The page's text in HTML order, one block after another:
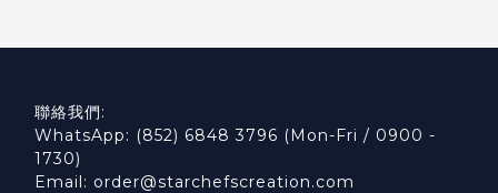
聯絡我們:
WhatsApp: (852) 6848 3796 (Mon-Fri / 0900 -
1730)
Email: order@starchefscreation.com